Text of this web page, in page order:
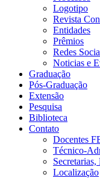
Logotipo
Revista
Entidades
Prêmios
Redes
Noticias e
Graduação
Pós-Graduação
Extensão
Pesquisa
Biblioteca
Contato
Docentes
Técnico-
Localização